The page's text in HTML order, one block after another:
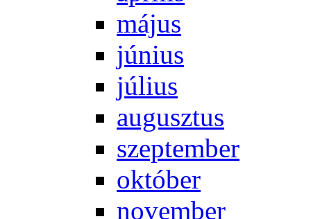
má­jus
jú­ni­us
jú­li­us
au­gusz­tus
szep­tem­ber
ok­tó­ber
no­vem­ber